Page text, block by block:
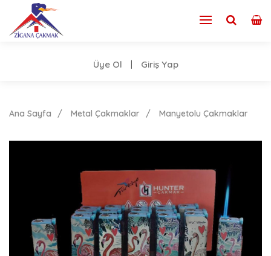
Üye Ol Giriş Yap
Ana Sayfa Metal Çakmaklar Manyetolu Çakmaklar